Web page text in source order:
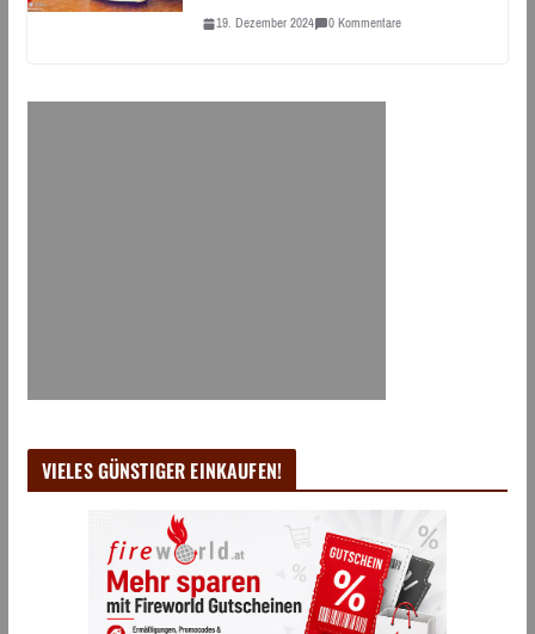
19. Dezember 2024 0 Kommentare
VIELES GÜNSTIGER EINKAUFEN!